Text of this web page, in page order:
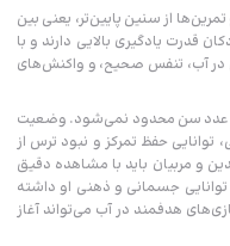
از سنین پایین‌تر، یعنی بین
قدرت یادگیری بالایی دارند و با
در آب، تنفس صحیح، و واکنش‌های
به عدد سن محدود نمی‌شود. وضعیت
حفظ تمرکز و نبود ترس از
و مربیان باید با مشاهده دقیق
توانایی جسمانی و ذهنی او داشته
هدفمند در آب می‌تواند آغاز